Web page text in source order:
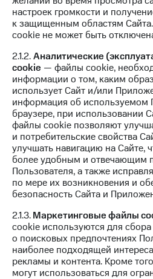
Подписка
на гигабайты
интернета,
фильмы,
музыка
и многое
другое
Семейная
группа
Скидка
на тарифы,
общие
подписки
и услуги,
доступ
к геолокации
Кино,
музыка,
книги
и не
безопасности
Всё
под
рукой
в Мой МТС
Посмотрите,
что
полезного
есть
в нашем
приложении
КИОН
КИОН
КИОН
Строки
Live
настроек громкости и
к защищенным областям
cookie не может быть
2.1.2.Аналитические
cookie — файлы cookie,
информации о том, каким
использует Сайт и/или
информация об используемом
браузере, при использовании
файлы cookie позволяют
и потребительские свойства
улучшать навигацию на Сайте,
более удобным и отвечающим
Пользователя, а также
по мере их возникновения и
безопасность Сайта и
2.1.3.Маркетинговые файлы
cookie используются для
о поисковых предпочтениях
наиболее подходящей
рекламы и контента. Кроме
могут использоваться для